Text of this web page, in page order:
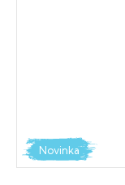
Novinka